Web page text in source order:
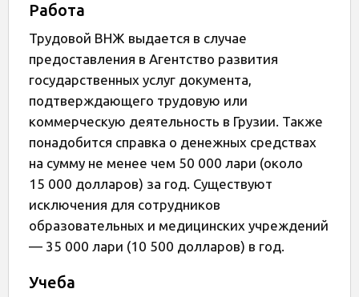
Работа
Трудовой ВНЖ выдается в случае
предоставления в Агентство развития
государственных услуг документа,
подтверждающего трудовую или
коммерческую деятельность в Грузии. Также
понадобится справка о денежных средствах
на сумму не менее чем 50 000 лари (около
15 000 долларов) за год. Существуют
исключения для сотрудников
образовательных и медицинских учреждений
— 35 000 лари (10 500 долларов) в год.
Учеба